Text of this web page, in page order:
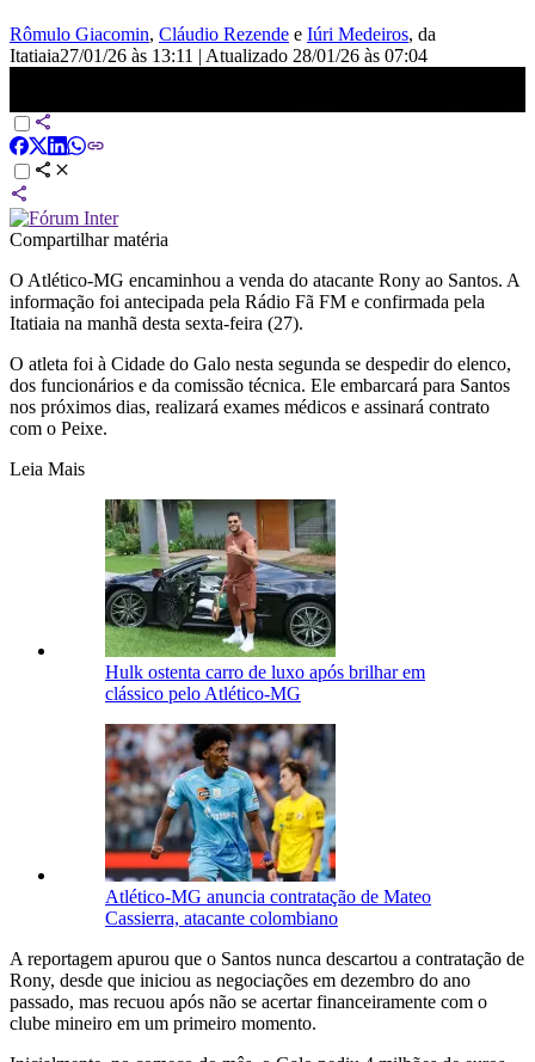
Rômulo Giacomin, Cláudio Rezende e Iúri Medeiros, da
Itatiaia27/01/26 às 13:11 | Atualizado 28/01/26 às 07:04
Compartilhar matéria
O Atlético-MG encaminhou a venda do atacante Rony ao Santos. A
informação foi antecipada pela Rádio Fã FM e confirmada pela
Itatiaia na manhã desta sexta-feira (27).
O atleta foi à Cidade do Galo nesta segunda se despedir do elenco,
dos funcionários e da comissão técnica. Ele embarcará para Santos
nos próximos dias, realizará exames médicos e assinará contrato
com o Peixe.
Leia Mais
Hulk ostenta carro de luxo após brilhar em
clássico pelo Atlético-MG
Atlético-MG anuncia contratação de Mateo
Cassierra, atacante colombiano
A reportagem apurou que o Santos nunca descartou a contratação de
Rony, desde que iniciou as negociações em dezembro do ano
passado, mas recuou após não se acertar financeiramente com o
clube mineiro em um primeiro momento.